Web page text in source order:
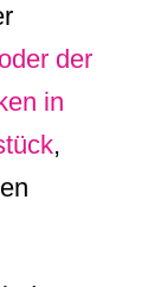
der
in
,